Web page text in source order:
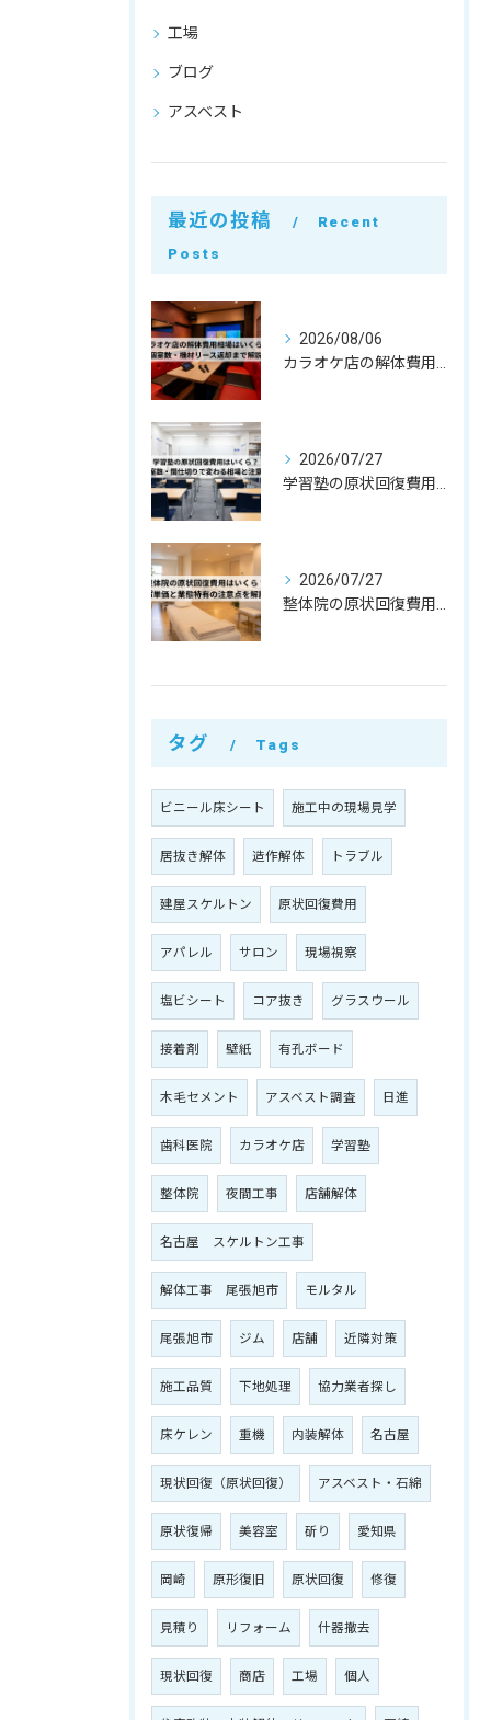
工場
ブログ
アスベスト
最近の投稿
Recent
Posts
2026/08/06
2026/07/27
2026/07/27
タグ Tags
ビニール床シート 施工中の現場見学
居抜き解体 造作解体 トラブル
建屋スケルトン 原状回復費用
アパレル サロン 現場視察
塩ビシート コア抜き グラスウール
接着剤 壁紙 有孔ボード
木毛セメント アスベスト調査 日進
歯科医院 カラオケ店 学習塾
整体院 夜間工事 店舗解体
名古屋 スケルトン工事
解体工事 尾張旭市 モルタル
尾張旭市 ジム 店舗 近隣対策
施工品質 下地処理 協力業者探し
床ケレン 重機 内装解体 名古屋
現状回復（原状回復） アスベスト・石綿
原状復帰 美容室 斫り 愛知県
岡崎 原形復旧 原状回復 修復
見積り リフォーム 什器撤去
現状回復 商店 工場 個人